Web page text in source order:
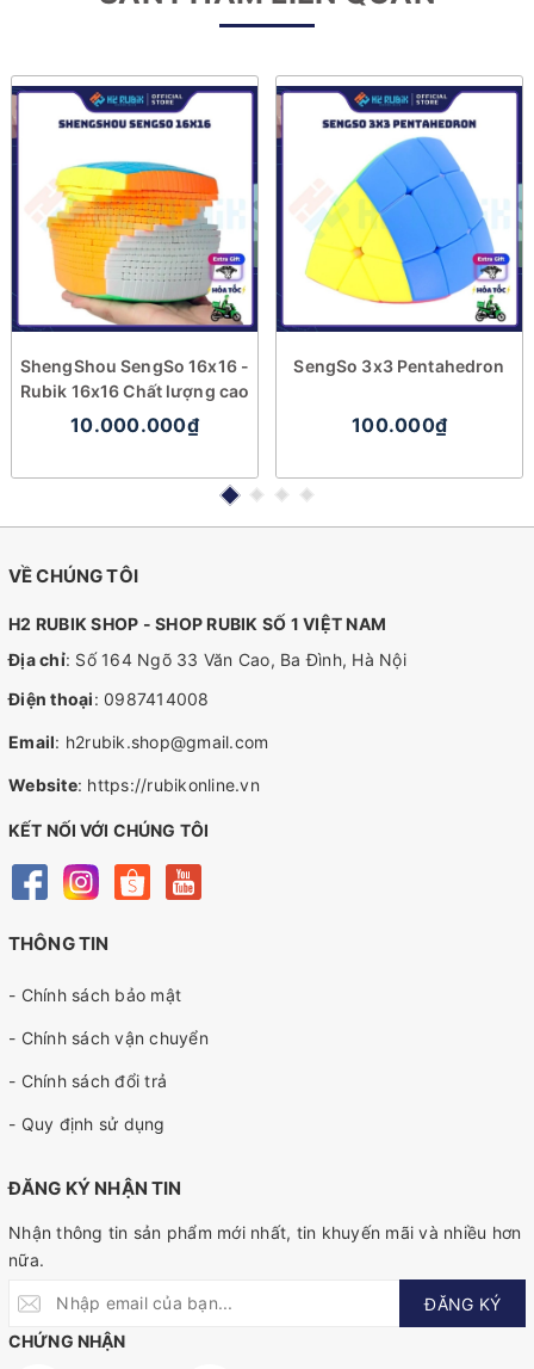
ShengShou SengSo 16x16 -
Rubik 16x16 Chất lượng cao
10.000.000₫
SengSo 3x3 Pentahedron
100.000₫
VỀ CHÚNG TÔI
H2 RUBIK SHOP - SHOP RUBIK SỐ 1 VIỆT NAM
Địa chỉ: Số 164 Ngõ 33 Văn Cao, Ba Đình, Hà Nội
Điện thoại: 0987414008
Email: h2rubik.shop@gmail.com
Website: https://rubikonline.vn
KẾT NỐI VỚI CHÚNG TÔI
THÔNG TIN
- Chính sách bảo mật
- Chính sách vận chuyển
- Chính sách đổi trả
- Quy định sử dụng
ĐĂNG KÝ NHẬN TIN
Nhận thông tin sản phẩm mới nhất, tin khuyến mãi và nhiều hơn
nữa.
ĐĂNG KÝ
CHỨNG NHẬN